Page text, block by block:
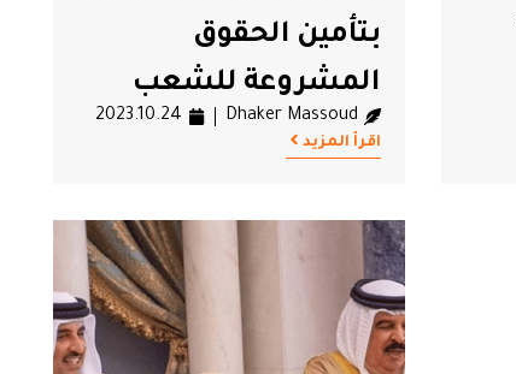
بتأمين الحقوق
المشروعة للشعب
الفلسطيني
Dhaker Massoud
2023.10.24
اقرأ المزيد